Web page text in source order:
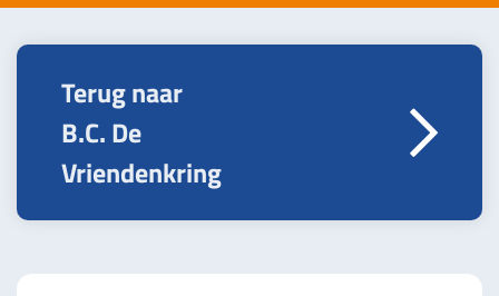
Terug naar
B.C. De
Vriendenkring